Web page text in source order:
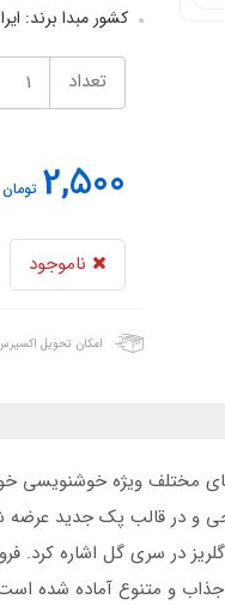
کشور مبدا برند:
تعداد
2,500 تومان
ناموجود
امکان تحویل
مختلف ویژه
در سری گل اشاره